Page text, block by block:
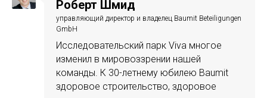
Роберт Шмид
управляющий директор и владелец Baumit Beteiligungen
GmbH
Исследовательский парк Viva многое
изменил в мировоззрении нашей
команды. К 30-летнему юбилею Baumit
здоровое строительство, здоровое